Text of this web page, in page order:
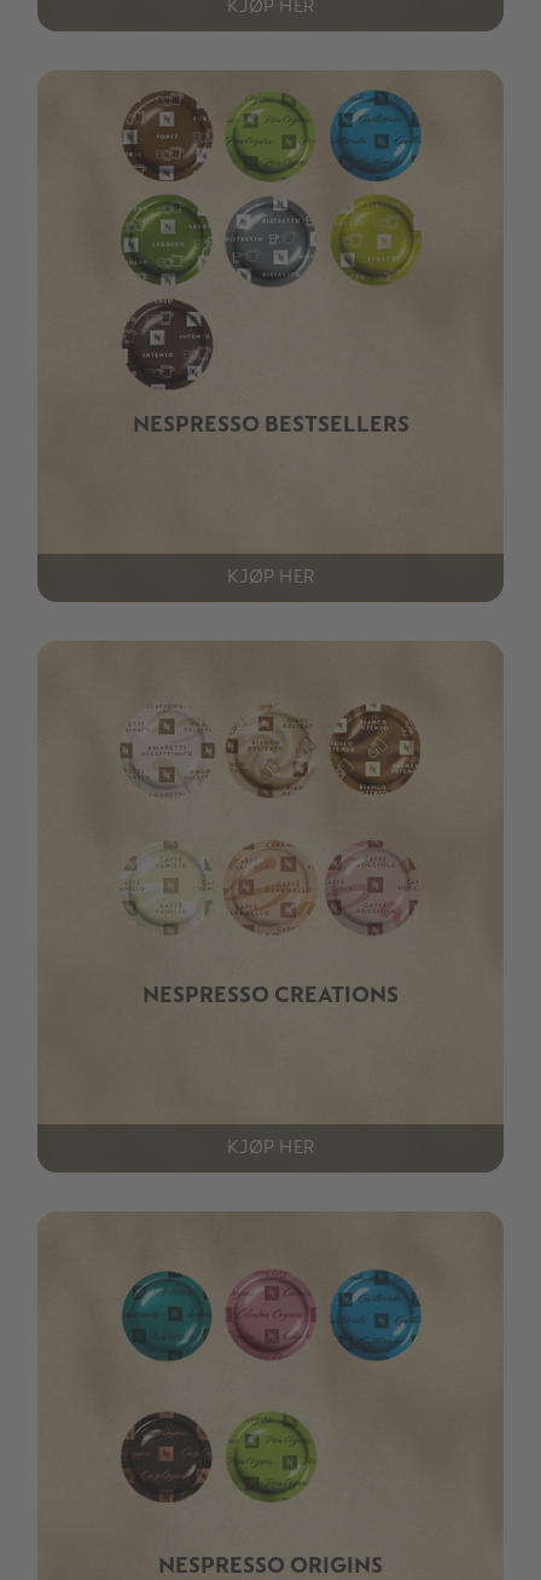
KJØP HER
NESPRESSO BESTSELLERS
KJØP HER
NESPRESSO CREATIONS
KJØP HER
NESPRESSO ORIGINS